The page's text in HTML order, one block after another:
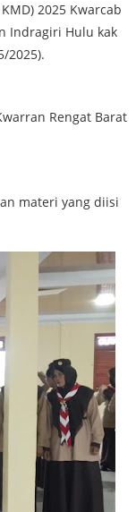
2025 Kwarcab
Indragiri Hulu kak
2025).
Rengat Barat
materi yang diisi